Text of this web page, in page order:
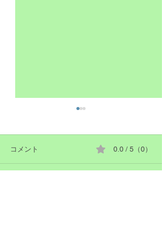
今日もお祭り
コメント 0.0 / 5（0）